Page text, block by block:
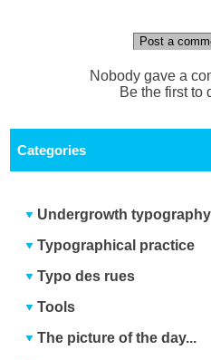
Post a
Nobody gave a
Be the first to
Categories
Undergrowth typography
Typographical practice
Typo des rues
Tools
The picture of the day...